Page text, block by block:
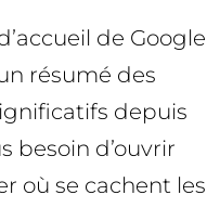
de Google
résumé des
depuis
besoin d’ouvrir
où se cachent les